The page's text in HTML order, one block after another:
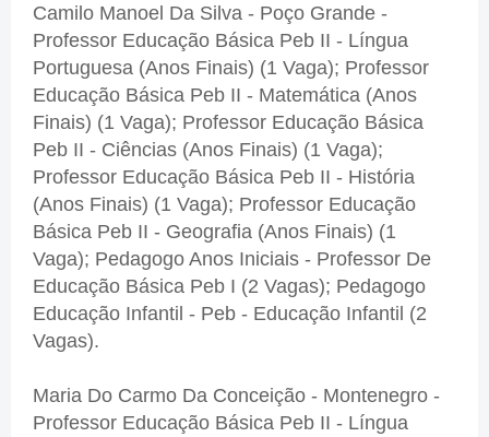
Camilo Manoel Da Silva - Poço Grande -
Professor Educação Básica Peb II - Língua
Portuguesa (Anos Finais) (1 Vaga); Professor
Educação Básica Peb II - Matemática (Anos
Finais) (1 Vaga); Professor Educação Básica
Peb II - Ciências (Anos Finais) (1 Vaga);
Professor Educação Básica Peb II - História
(Anos Finais) (1 Vaga); Professor Educação
Básica Peb II - Geografia (Anos Finais) (1
Vaga); Pedagogo Anos Iniciais - Professor De
Educação Básica Peb I (2 Vagas); Pedagogo
Educação Infantil - Peb - Educação Infantil (2
Vagas).
Maria Do Carmo Da Conceição - Montenegro -
Professor Educação Básica Peb II - Língua